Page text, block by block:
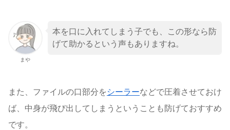
まや
本を口に入れてしまう子でも、この形なら防
げて助かるという声もありますね。
また、ファイルの口部分を シーラーなどで圧着させておけ
ば、中身が飛び出してしまうということも防げておすすめ
です。